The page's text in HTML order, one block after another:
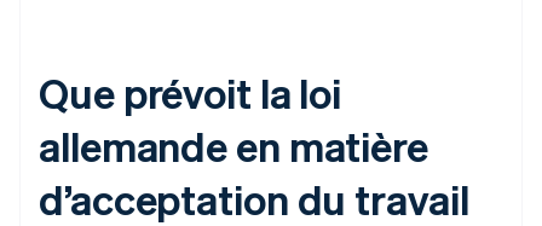
Que prévoit la loi
allemande en matière
d’acceptation du travail